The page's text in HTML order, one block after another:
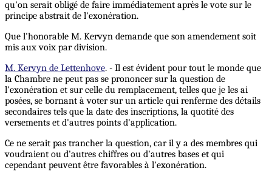
qu'on serait obligé de faire immédiatement après le vote sur le
principe abstrait de l'exonération.
Que l'honorable M. Kervyn demande que son amendement soit
mis aux voix par division.
M. Kervyn de Lettenhove. - Il est évident pour tout le monde que
la Chambre ne peut pas se prononcer sur la question de
l'exonération et sur celle du remplacement, telles que je les ai
posées, se bornant à voter sur un article qui renferme des détails
secondaires tels que la date des inscriptions, la quotité des
versements et d'autres points d'application.
Ce ne serait pas trancher la question, car il y a des membres qui
voudraient ou d'autres chiffres ou d'autres bases et qui
cependant peuvent être favorables à l'exonération.